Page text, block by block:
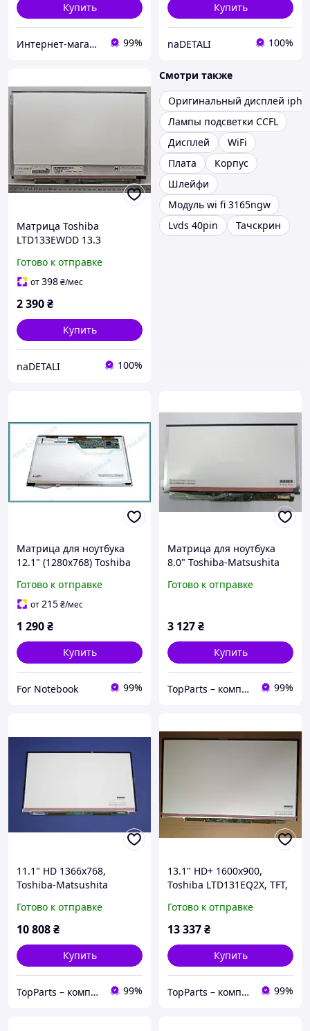
Купить
Интернет-магазин "SmartPart" 99%
Купить
naDETALI 100%
Матрица Toshiba
LTD133EWDD 13.3
глянцевая, нижний
правый разъем)
Готово к отправке
от398₴/мес
2 390₴
Купить
naDETALI 100%
Смотри также
Оригинальный дисплей
Лампы подсветки CCFL
Дисплей
WiFi
Плата
Корпус
Шлейфи
Модуль wi fi 3165ngw
Lvds 40pin
Тачскрин
Матрица для ноутбука
12.1" (1280x768) Toshiba
20pin правый Глянцевая
Готово к отправке
от215₴/мес
1 290₴
Купить
For Notebook 99%
Матрица для ноутбука
8.0" Toshiba-Matsushita
матовая, ultraslim (для
Готово к отправке
3 127₴
Купить
TopParts – комплектующие для ноутбуков 99%
11.1" HD 1366x768,
Toshiba-Matsushita
m30-pin, матовая,
Готово к отправке
10 808₴
Купить
TopParts – комплектующие для ноутбуков 99%
13.1" HD+ 1600x900,
Toshiba LTD131EQ2X, TFT,
ultraslim
Готово к отправке
13 337₴
Купить
TopParts – комплектующие для ноутбуков 99%